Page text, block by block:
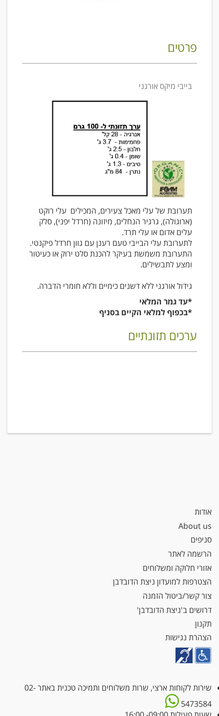
פרטים
בייבי מיקס אורגני
תערובת של עלי מאכל צעירים, המכילים עלי רוקט
(ארוגולה), גרגיר הנחלים, מיזונה (חרדל יפני), סלק
עלים אדום או עלי תרד.
לתערובת עלי הבייבי טעם רענן עם גוון חרדל פיקנטי.
התערובת משמשת בעיקר להכנת סלט ירוק או כעיטור
ומצע לתבשילים.
גידול אורגני ללא דשנים כימיים וללא חומרי הדברה.
*עד גמר המלאי
*בכפוף למלאי הקיים בסניף
ערכים תזונתיים
אודות
About us
סניפים
הרשמה לאתר
אזורי חלוקה ומשלוחים
הצטרפות למועדון ניצת הדובדבן
צור קשר/ביטול הזמנה
דרושים ב'ניצת הדובדבן'
תקנון
הצהרת נגישות
שירות לקוחות ארצי, שרות משלוחים ותמיכה טכנית באתר02-
5473584